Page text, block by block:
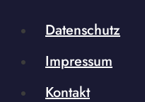
Datenschutz
Impressum
Kontakt